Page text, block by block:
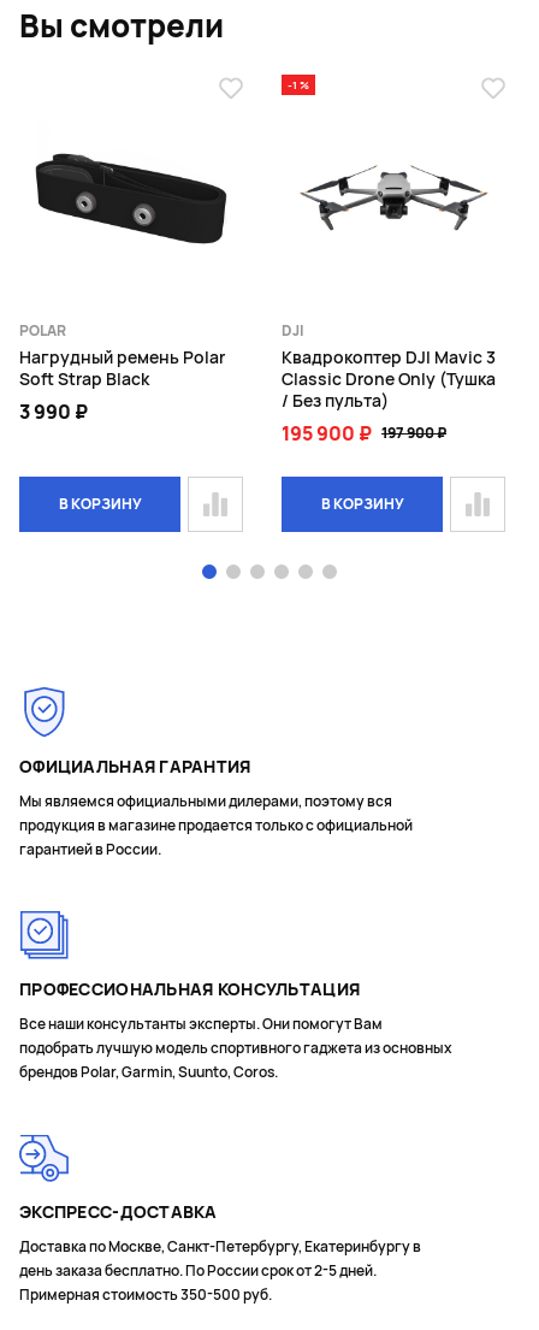
Вы смотрели
POLAR
Нагрудный ремень Polar
Soft Strap Black
3 990 ₽
В КОРЗИНУ
-1 %
DJI
Квадрокоптер DJI Mavic 3
Classic Drone Only (Тушка
/ Без пульта)
195 900 ₽ 197 900 ₽
В КОРЗИНУ
ОФИЦИАЛЬНАЯ ГАРАНТИЯ
Мы являемся официальными дилерами, поэтому вся
продукция в магазине продается только с официальной
гарантией в России.
ПРОФЕССИОНАЛЬНАЯ КОНСУЛЬТАЦИЯ
Все наши консультанты эксперты. Они помогут Вам
подобрать лучшую модель спортивного гаджета из основных
брендов Polar, Garmin, Suunto, Coros.
ЭКСПРЕСС-ДОСТАВКА
Доставка по Москве, Санкт-Петербургу, Екатеринбургу в
день заказа бесплатно. По России срок от 2-5 дней.
Примерная стоимость 350-500 руб.